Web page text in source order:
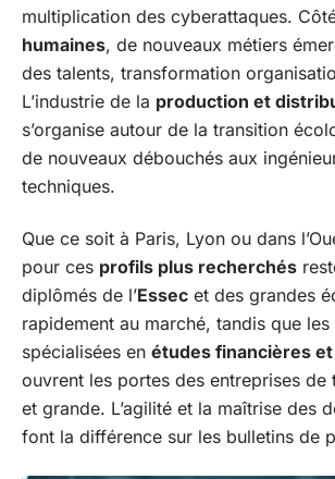
multiplication des cyberattaques.
humaines, de nouveaux métiers
des talents, transformation
L’industrie de la production et
s’organise autour de la transition
de nouveaux débouchés aux
techniques.
Que ce soit à Paris, Lyon ou dans
pour ces profils plus recherchés
diplômés de l’Essec et des grandes
rapidement au marché, tandis que
spécialisées en études financières
ouvrent les portes des entreprises de
et grande. L’agilité et la maîtrise des
font la différence sur les bulletins de